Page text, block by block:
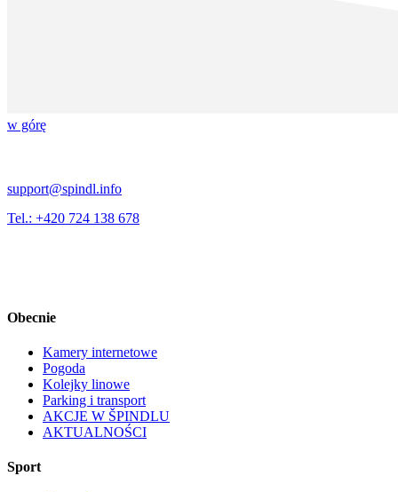
w górę
support@spindl.info
Tel.: +420 724 138 678
Obecnie
Kamery internetowe
Pogoda
Kolejky linowe
Parking i transport
AKCJE W ŠPINDLU
AKTUALNOŚCI
Sport